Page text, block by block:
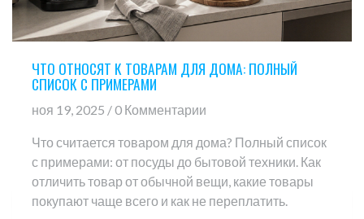
ЧТО ОТНОСЯТ К ТОВАРАМ ДЛЯ ДОМА: ПОЛНЫЙ
СПИСОК С ПРИМЕРАМИ
ноя 19, 2025 / 0 Комментарии
Что считается товаром для дома? Полный список
с примерами: от посуды до бытовой техники. Как
отличить товар от обычной вещи, какие товары
покупают чаще всего и как не переплатить.